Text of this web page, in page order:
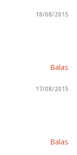
18/08/2015
Balas
17/08/2015
Balas